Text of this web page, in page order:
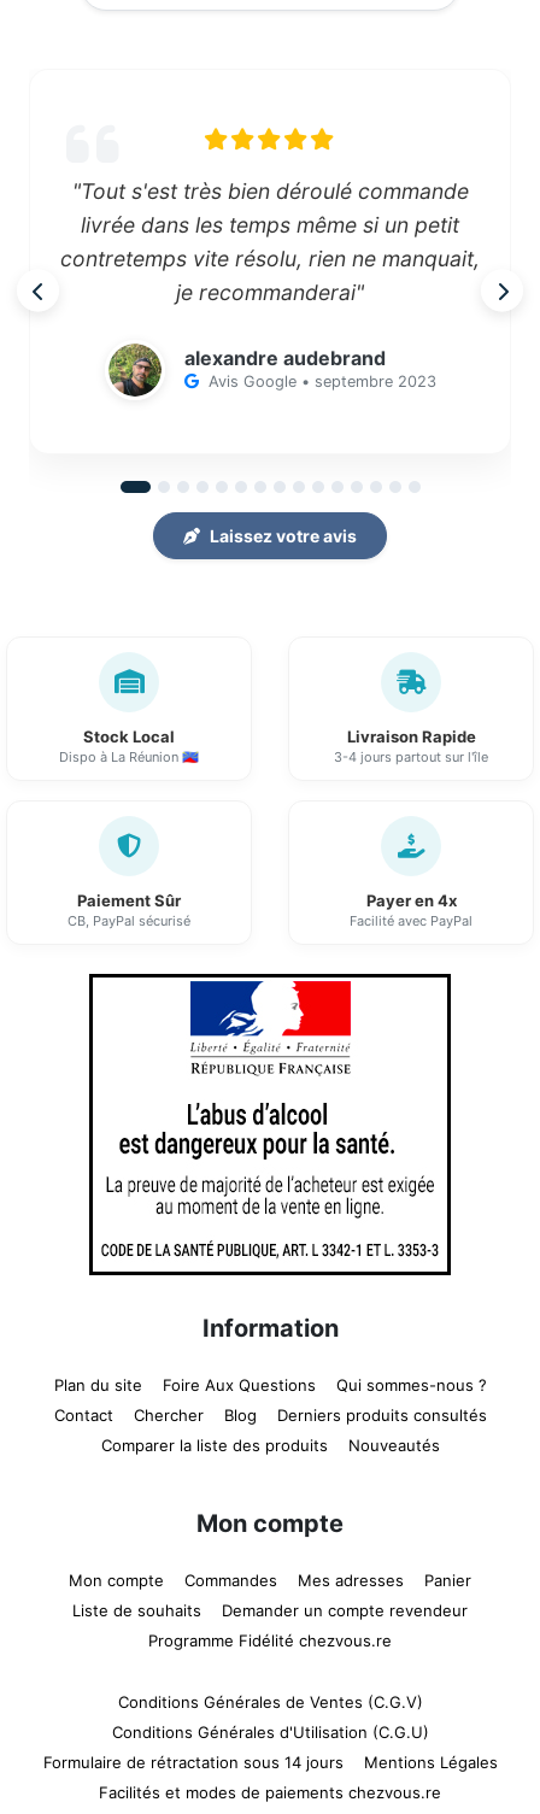
"Tout s'est très bien déroulé commande
livrée dans les temps même si un petit
contretemps vite résolu, rien ne manquait,
je recommanderai"
alexandre audebrand
Avis Google • septembre 2023
Laissez votre avis
Stock Local
Dispo à La Réunion 🇷🇪
Livraison Rapide
3-4 jours partout sur l'île
Paiement Sûr
CB, PayPal sécurisé
Payer en 4x
Facilité avec PayPal
Information
Plan du site Foire Aux Questions
Qui sommes-nous ?
Contact
Chercher Blog
Derniers produits consultés
Comparer la liste des produits
Nouveautés
Mon compte
Mon compte Commandes Mes adresses
Panier
Liste de souhaits
Demander un compte revendeur
Programme Fidélité chezvous.re
Conditions Générales de Ventes (C.G.V)
Conditions Générales d'Utilisation (C.G.U)
Formulaire de rétractation sous 14 jours
Mentions Légales
Facilités et modes de paiements chezvous.re